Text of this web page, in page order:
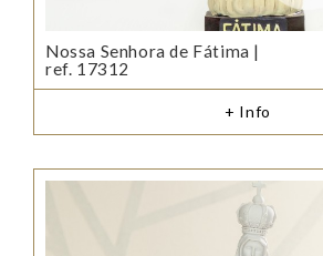
Nossa Senhora de Fátima |
ref. 17312
+ Info